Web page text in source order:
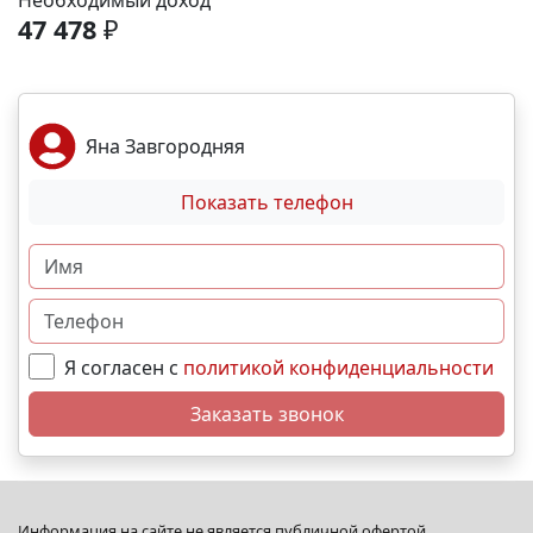
спортивные площадки. Благоустройство -
ландшафтный дизайн с зонами отдыха; -
комплексы для разных возрастов; - места для выгула
собак; - видеонаблюдение и КПП для безопасности.
Преимущества - сбалансированное сочетание цены
и качества; - развитая социальная инфраструктура в
шаговой доступности; - продуманное дворовое
пространство; - гибкая система рассрочек и
ипотечных программ. N5223
47 478 ₽
Яна Завгородняя
Показать телефон
Я согласен с политикой конфиденциальности
Заказать звонок